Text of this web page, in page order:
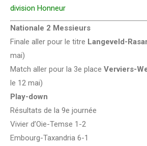
division Honneur
Nationale 2 Messieurs
Finale aller pour le titre Langeveld-
mai)
Match aller pour la 3e place Verviers-
le 12 mai)
Play-down
Résultats de la 9e journée
Vivier d’Oie-Temse 1-2
Embourg-Taxandria 6-1